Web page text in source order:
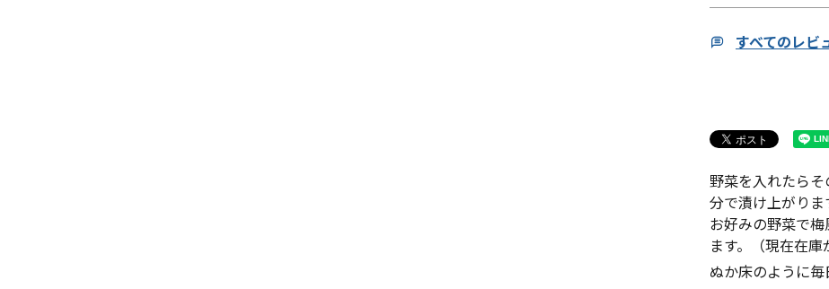
すべてのレビ
野菜を入れたら
分で漬け上がりま
お好みの野菜で
ます。（現在在庫
ぬか床のように毎